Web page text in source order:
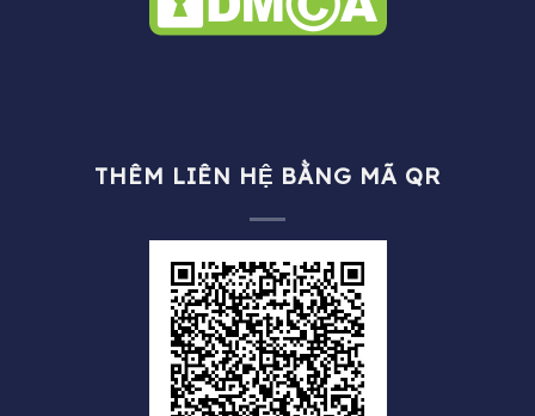
THÊM LIÊN HỆ BẰNG MÃ QR